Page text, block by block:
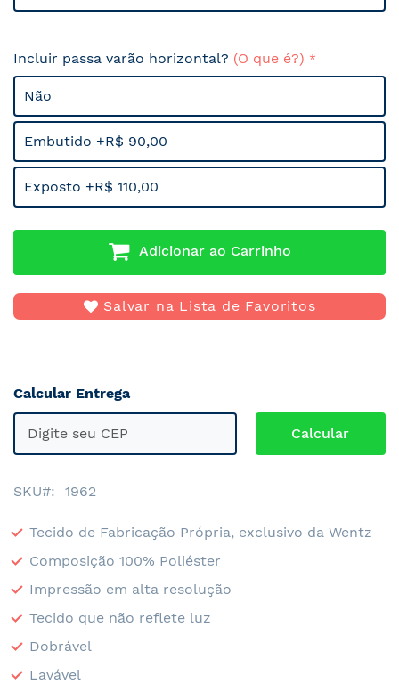
Incluir passa varão horizontal? (O que é?)
Não
Embutido +R$ 90,00
Exposto +R$ 110,00
Adicionar ao Carrinho
Salvar na Lista de Favoritos
Calcular Entrega
SKU 1962
Tecido de Fabricação Própria, exclusivo da Wentz
Composição 100% Poliéster
Impressão em alta resolução
Tecido que não reflete luz
Dobrável
Lavável